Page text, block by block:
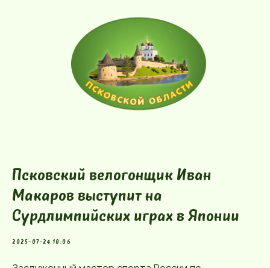
Псковский велогонщик Иван
Макаров выступит на
Сурдлимпийских играх в Японии
2025-07-24 10:06